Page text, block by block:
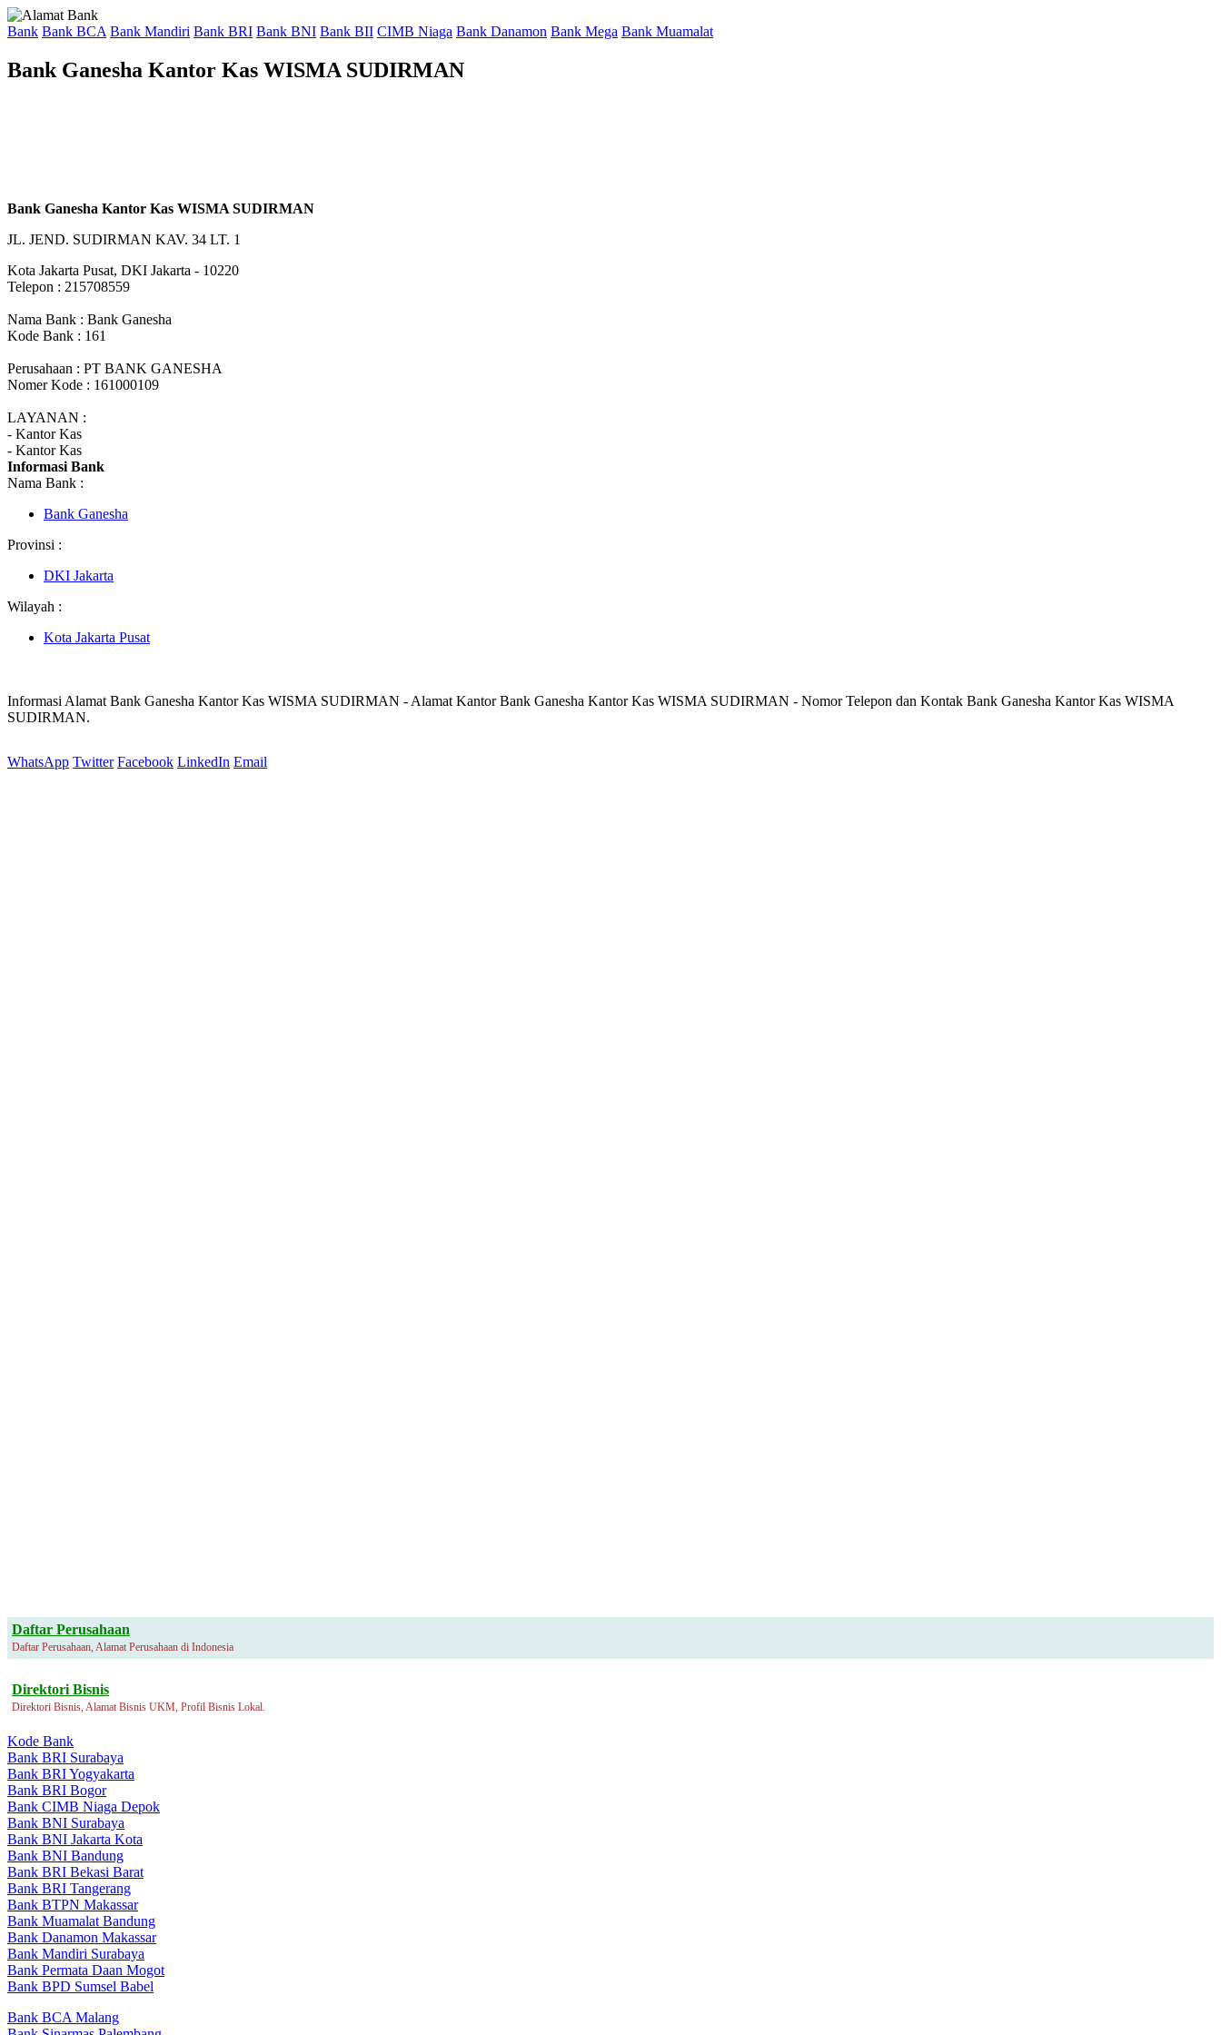
Bank Bank BCA Bank Mandiri Bank BRI Bank BNI Bank BII CIMB Niaga Bank Danamon Bank Mega Bank Muamalat
Bank Ganesha Kantor Kas WISMA SUDIRMAN
Bank Ganesha Kantor Kas WISMA SUDIRMAN
JL. JEND. SUDIRMAN KAV. 34 LT. 1
Kota Jakarta Pusat, DKI Jakarta - 10220
Telepon : 215708559
Nama Bank : Bank Ganesha
Kode Bank : 161
Perusahaan : PT BANK GANESHA
Nomer Kode : 161000109
LAYANAN :
- Kantor Kas
- Kantor Kas
Informasi Bank
Nama Bank :
Bank Ganesha
Provinsi :
DKI Jakarta
Wilayah :
Kota Jakarta Pusat
Informasi Alamat Bank Ganesha Kantor Kas WISMA SUDIRMAN - Alamat Kantor Bank Ganesha Kantor Kas WISMA SUDIRMAN - Nomor Telepon dan Kontak Bank Ganesha Kantor Kas WISMA
SUDIRMAN.
WhatsApp Twitter Facebook LinkedIn Email
Daftar Perusahaan
Daftar Perusahaan, Alamat Perusahaan di Indonesia
Direktori Bisnis
Direktori Bisnis, Alamat Bisnis UKM, Profil Bisnis Lokal.
Kode Bank
Bank BRI Surabaya
Bank BRI Yogyakarta
Bank BRI Bogor
Bank CIMB Niaga Depok
Bank BNI Surabaya
Bank BNI Jakarta Kota
Bank BNI Bandung
Bank BRI Bekasi Barat
Bank BRI Tangerang
Bank BTPN Makassar
Bank Muamalat Bandung
Bank Danamon Makassar
Bank Mandiri Surabaya
Bank Permata Daan Mogot
Bank BPD Sumsel Babel
Bank BCA Malang